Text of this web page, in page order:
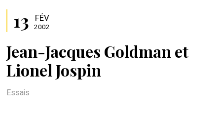
Jean-Jacques Goldman et
Lionel Jospin
13 FÉV
2002
Essais